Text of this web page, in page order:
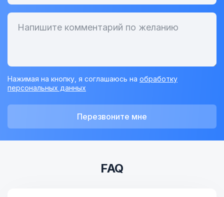
Нажимая на кнопку, я соглашаюсь на обработку
персональных данных
Перезвоните мне
FAQ